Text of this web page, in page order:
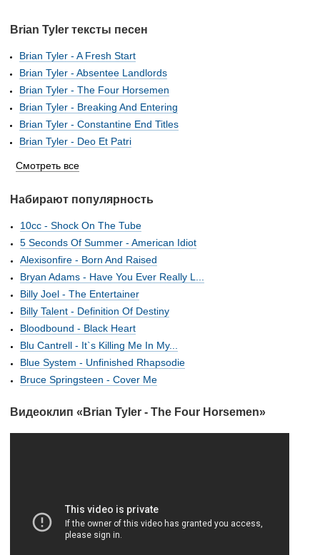
Brian Tyler тексты песен
Brian Tyler - A Fresh Start
Brian Tyler - Absentee Landlords
Brian Tyler - The Four Horsemen
Brian Tyler - Breaking And Entering
Brian Tyler - Constantine End Titles
Brian Tyler - Deo Et Patri
Смотреть все
Набирают популярность
10cc - Shock On The Tube
5 Seconds Of Summer - American Idiot
Alexisonfire - Born And Raised
Bryan Adams - Have You Ever Really L...
Billy Joel - The Entertainer
Billy Talent - Definition Of Destiny
Bloodbound - Black Heart
Blu Cantrell - It`s Killing Me In My...
Blue System - Unfinished Rhapsodie
Bruce Springsteen - Cover Me
Видеоклип «Brian Tyler - The Four Horsemen»